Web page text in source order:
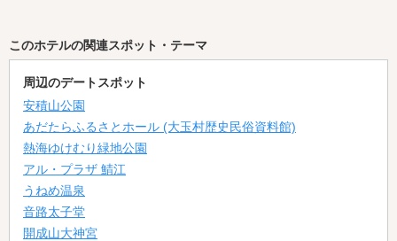
このホテルの関連スポット・テーマ
周辺のデートスポット
安積山公園
あだたらふるさとホール (大玉村歴史民俗資料館)
熱海ゆけむり緑地公園
アル・プラザ 鯖江
うねめ温泉
音路太子堂
開成山大神宮